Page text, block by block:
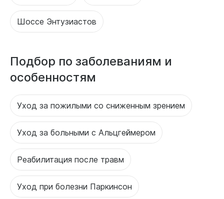
Шоссе Энтузиастов
Подбор по заболеваниям и
особенностям
Уход за пожилыми со сниженным зрением
Уход за больными с Альцгеймером
Реабилитация после травм
Уход при болезни Паркинсон